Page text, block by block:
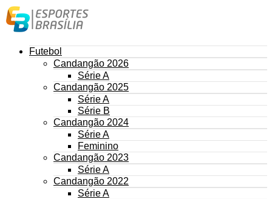
Futebol
Candangão 2026
Série A
Candangão 2025
Série A
Série B
Candangão 2024
Série A
Feminino
Candangão 2023
Série A
Candangão 2022
Série A